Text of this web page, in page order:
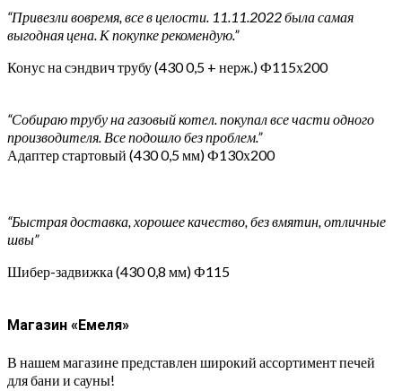
“Привезли вовремя, все в целости. 11.11.2022 была самая
выгодная цена. К покупке рекомендую.”
Конус на сэндвич трубу (430 0,5 + нерж.) Ф115х200
“Собираю трубу на газовый котел. покупал все части одного
производителя. Все подошло без проблем.”
Адаптер стартовый (430 0,5 мм) Ф130х200
“Быстрая доставка, хорошее качество, без вмятин, отличные
швы”
Шибер-задвижка (430 0,8 мм) Ф115
Магазин «Емеля»
В нашем магазине представлен широкий ассортимент печей
для бани и сауны!